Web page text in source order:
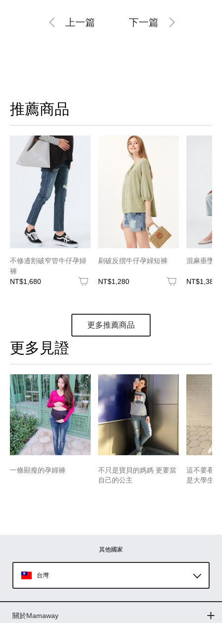
上一篇 下一篇
推薦商品
不修邊割破窄管牛仔孕婦
褲
NT$1,680
刷破反摺牛仔孕婦短褲
NT$1,280
混麻垂墜
NT$1,380
更多推薦商品
更多見證
一條顯瘦的孕婦褲
不只是寶貝的媽媽 更要當
自己的公主
這不要看
是大學生
其他國家
台灣
印尼
關於Mamaway